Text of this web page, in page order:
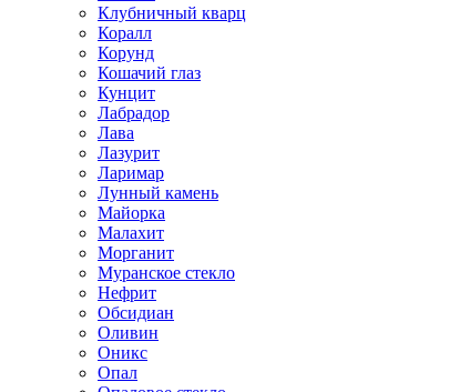
Клубничный кварц
Коралл
Корунд
Кошачий глаз
Кунцит
Лабрадор
Лава
Лазурит
Ларимар
Лунный камень
Майорка
Малахит
Морганит
Муранское стекло
Нефрит
Обсидиан
Оливин
Оникс
Опал